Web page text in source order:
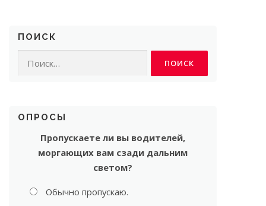
ПОИСК
ОПРОСЫ
Пропускаете ли вы водителей,
моргающих вам сзади дальним
светом?
Обычно пропускаю.